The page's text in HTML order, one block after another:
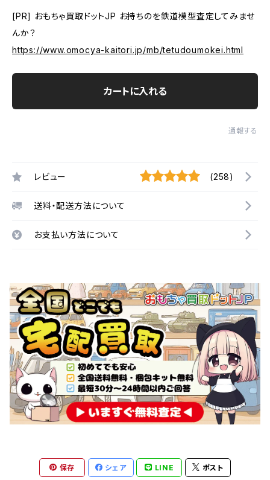
[PR] おもちゃ買取ドットJP お持ちのを鉄道模型査定してみませ
んか？
https://www.omocya-kaitori.jp/mb/tetudoumokei.html
カートに入れる
通報する
レビュー (258)
送料・配送方法について
お支払い方法について
保存 シェア LINE ポスト